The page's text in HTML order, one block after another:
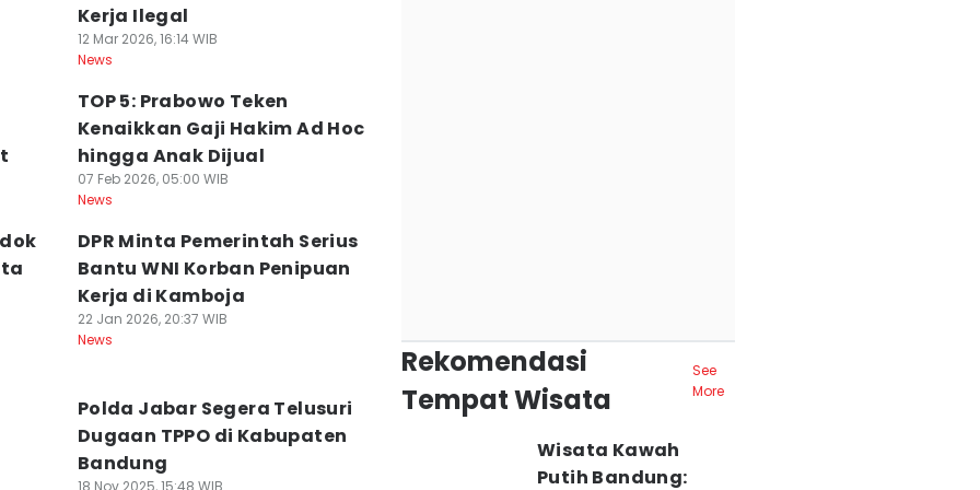
Kerja Ilegal
12 Mar 2026, 16:14 WIB
News
TOP 5: Prabowo Teken
Kenaikkan Gaji Hakim Ad Hoc
hingga Anak Dijual
07 Feb 2026, 05:00 WIB
News
DPR Minta Pemerintah Serius
Bantu WNI Korban Penipuan
Kerja di Kamboja
22 Jan 2026, 20:37 WIB
News
Polda Jabar Segera Telusuri
Dugaan TPPO di Kabupaten
Bandung
18 Nov 2025, 15:48 WIB
Rekomendasi
Tempat Wisata
See
More
Wisata Kawah
Putih Bandung: